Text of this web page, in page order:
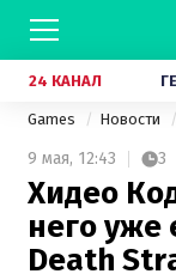
24 КАНАЛ
Games Новости
9 мая, 12:43 3
Хидео
него уже
Death